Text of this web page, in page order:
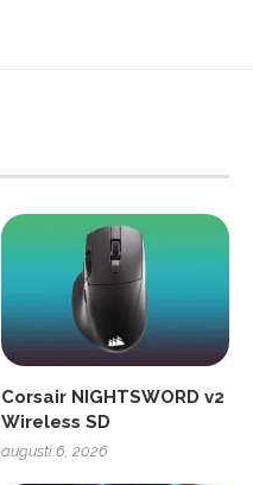
Corsair NIGHTSWORD v2
Wireless SD
augusti 6, 2026